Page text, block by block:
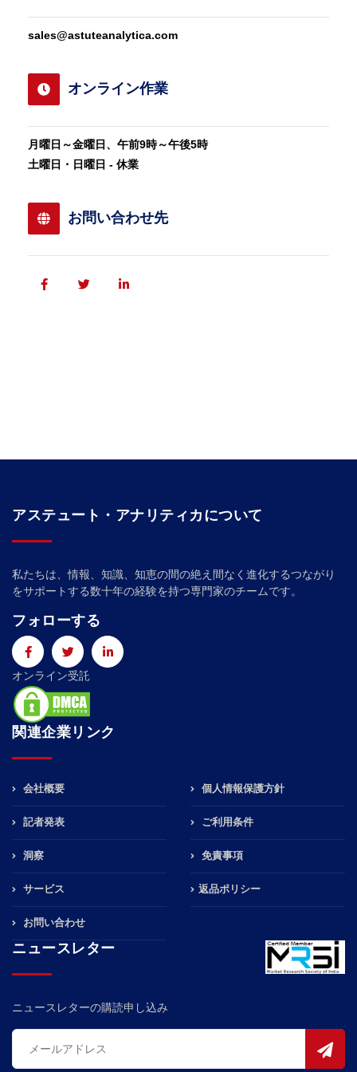
sales@astuteanalytica.com
オンライン作業
月曜日～金曜日、午前9時～午後5時
土曜日・日曜日 - 休業
お問い合わせ先
アステュート・アナリティカについて
私たちは、情報、知識、知恵の間の絶え間なく進化するつながり
をサポートする数十年の経験を持つ専門家のチームです。
フォローする
オンライン受託
関連企業リンク
会社概要
記者発表
洞察
サービス
お問い合わせ
個人情報保護方針
ご利用条件
免責事項
返品ポリシー
ニュースレター
ニュースレターの購読申し込み